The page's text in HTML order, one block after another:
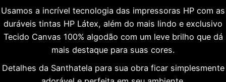
Usamos a incrível tecnologia das impressoras HP com as
duráveis tintas HP Látex, além do mais lindo e exclusivo
Tecido Canvas 100% algodão com um leve brilho que dá
mais destaque para suas cores.
Detalhes da Santhatela para sua obra ficar simplesmente